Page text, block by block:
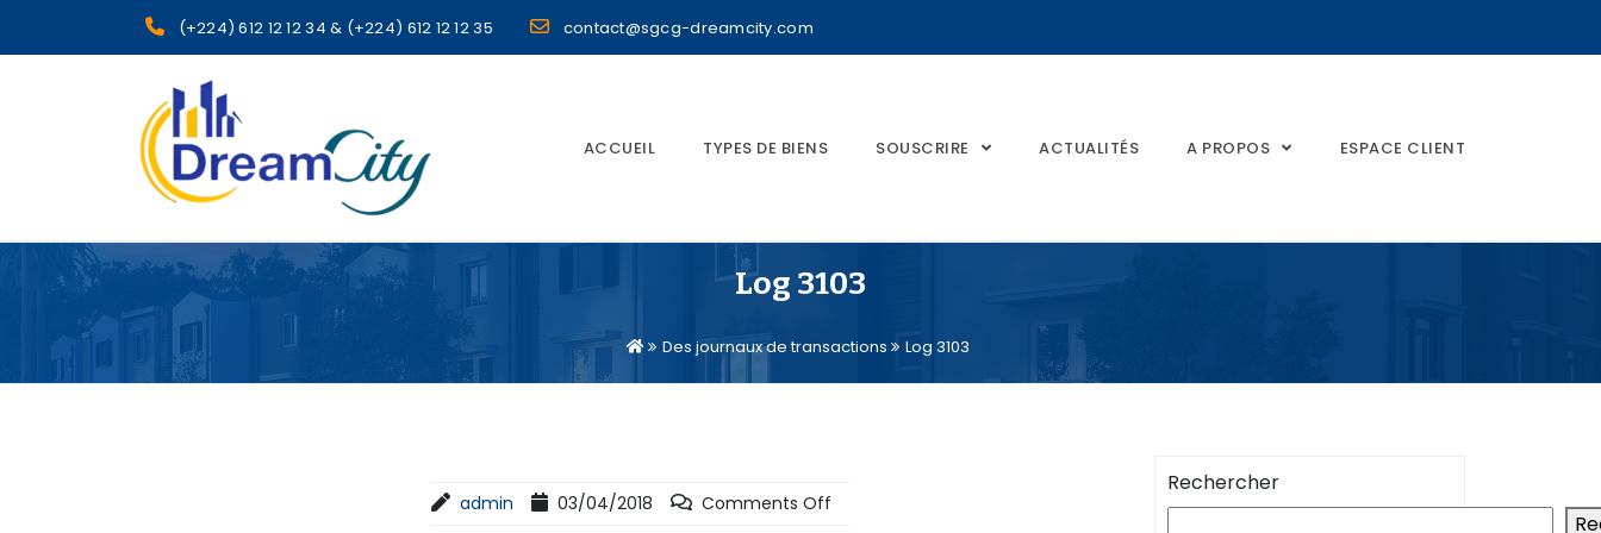
(+224) 612 12 12 34 & (+224) 612 12 12 35 contact@sgcg-dreamcity.com
sgcg dreamcity
ACCUEIL TYPES DE BIENS SOUSCRIRE ACTUALITÉS A PROPOS ESPACE CLIENT
Log 3103
Des journaux de transactions Log 3103
admin 03/04/2018 Comments Off
Rechercher